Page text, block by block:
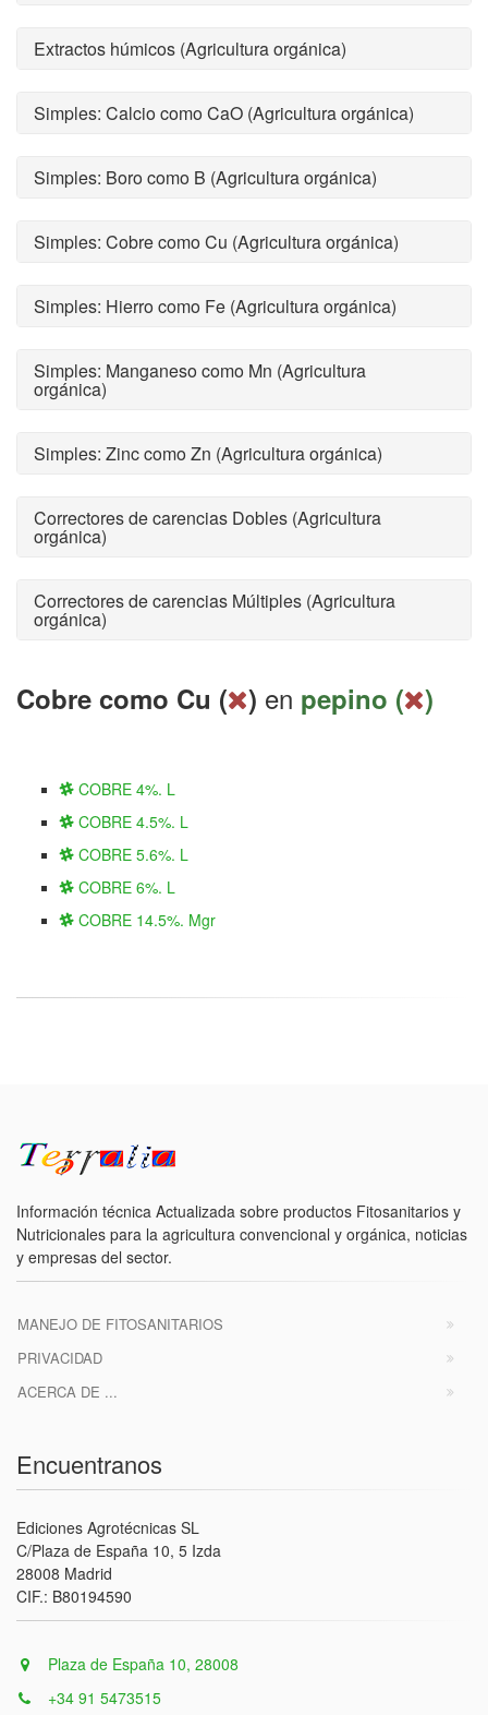
Extractos húmicos (Agricultura orgánica)
Simples: Calcio como CaO (Agricultura orgánica)
Simples: Boro como B (Agricultura orgánica)
Simples: Cobre como Cu (Agricultura orgánica)
Simples: Hierro como Fe (Agricultura orgánica)
Simples: Manganeso como Mn (Agricultura
orgánica)
Simples: Zinc como Zn (Agricultura orgánica)
Correctores de carencias Dobles (Agricultura
orgánica)
Correctores de carencias Múltiples (Agricultura
orgánica)
Cobre como Cu ( ) en pepino ( )
COBRE 4%. L
COBRE 4.5%. L
COBRE 5.6%. L
COBRE 6%. L
COBRE 14.5%. Mgr
Información técnica Actualizada sobre productos Fitosanitarios y
Nutricionales para la agricultura convencional y orgánica, noticias
y empresas del sector.
MANEJO DE FITOSANITARIOS
PRIVACIDAD
ACERCA DE ...
Encuentranos
Ediciones Agrotécnicas SL
C/Plaza de España 10, 5 Izda
28008 Madrid
CIF.: B80194590
Plaza de España 10, 28008
+34 91 5473515